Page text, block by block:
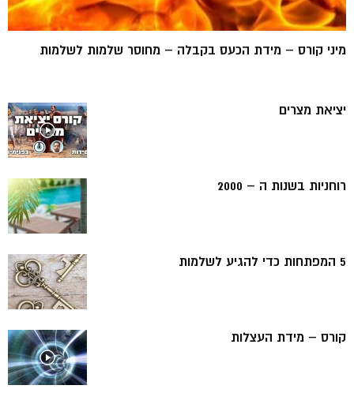
מיני קורס – מידת הכעס בקבלה – מחוסר שלמות לשלמות
יציאת מצרים
רוחניות בשנות ה – 2000
5 המפתחות כדי להגיע לשלמות
קורס – מידת העצלות